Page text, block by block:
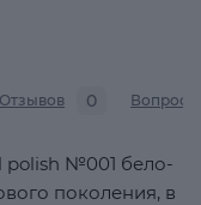
Отзывов 0 Вопросы
polish №001 бело-
поколения, в